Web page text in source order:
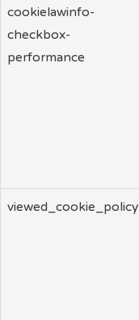
cookielawinfo-
checkbox-
performance
viewed_cookie_policy